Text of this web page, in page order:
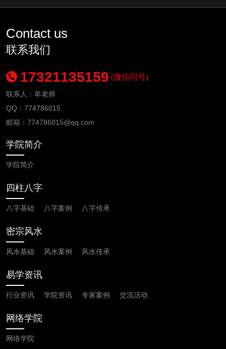
Contact us
联系我们
17321135159 (微信同号)
联系人：牟老师
QQ：774786015
邮箱： 774786015@qq.com
学院简介
学院简介
四柱八字
八字基础 八字案例 八字传承
密宗风水
风水基础 风水案例 风水传承
易学资讯
行业资讯 学院资讯 专家案例 交流活动
网络学院
网络学院